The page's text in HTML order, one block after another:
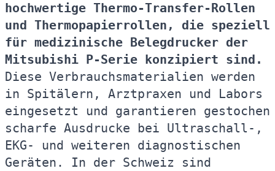
hochwertige Thermo-Transfer-Rollen
und Thermopapierrollen, die speziell
für medizinische Belegdrucker der
Mitsubishi P-Serie konzipiert sind.
Diese Verbrauchsmaterialien werden
in Spitälern, Arztpraxen und Labors
eingesetzt und garantieren gestochen
scharfe Ausdrucke bei Ultraschall-,
EKG- und weiteren diagnostischen
Geräten. In der Schweiz sind